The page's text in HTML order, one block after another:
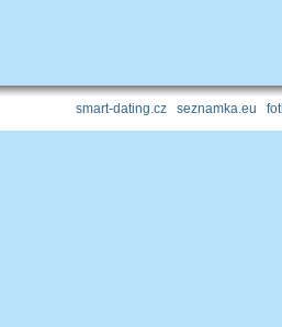
smart-dating.cz seznamka.eu